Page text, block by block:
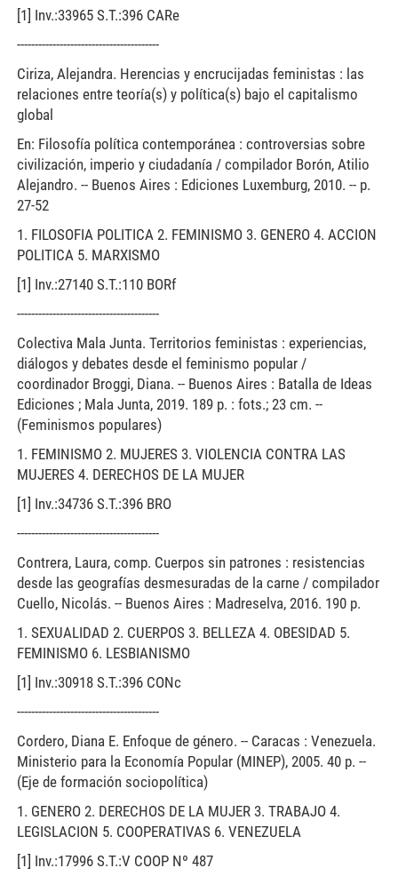
[1] Inv.:33965 S.T.:396 CARe
----------------------------------------
Ciriza, Alejandra. Herencias y encrucijadas feministas : las
relaciones entre teoría(s) y política(s) bajo el capitalismo
global
En: Filosofía política contemporánea : controversias sobre
civilización, imperio y ciudadanía / compilador Borón, Atilio
Alejandro. -- Buenos Aires : Ediciones Luxemburg, 2010. -- p.
27-52
1. FILOSOFIA POLITICA 2. FEMINISMO 3. GENERO 4. ACCION
POLITICA 5. MARXISMO
[1] Inv.:27140 S.T.:110 BORf
----------------------------------------
Colectiva Mala Junta. Territorios feministas : experiencias,
diálogos y debates desde el feminismo popular /
coordinador Broggi, Diana. -- Buenos Aires : Batalla de Ideas
Ediciones ; Mala Junta, 2019. 189 p. : fots.; 23 cm. --
(Feminismos populares)
1. FEMINISMO 2. MUJERES 3. VIOLENCIA CONTRA LAS
MUJERES 4. DERECHOS DE LA MUJER
[1] Inv.:34736 S.T.:396 BRO
----------------------------------------
Contrera, Laura, comp. Cuerpos sin patrones : resistencias
desde las geografías desmesuradas de la carne / compilador
Cuello, Nicolás. -- Buenos Aires : Madreselva, 2016. 190 p.
1. SEXUALIDAD 2. CUERPOS 3. BELLEZA 4. OBESIDAD 5.
FEMINISMO 6. LESBIANISMO
[1] Inv.:30918 S.T.:396 CONc
----------------------------------------
Cordero, Diana E. Enfoque de género. -- Caracas : Venezuela.
Ministerio para la Economía Popular (MINEP), 2005. 40 p. --
(Eje de formación sociopolítica)
1. GENERO 2. DERECHOS DE LA MUJER 3. TRABAJO 4.
LEGISLACION 5. COOPERATIVAS 6. VENEZUELA
[1] Inv.:17996 S.T.:V COOP Nº 487